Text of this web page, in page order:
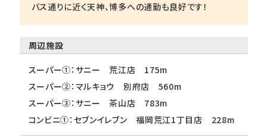
バス通りに近く天神、博多への通勤も良好です！
周辺施設
スーパー①：サニー 荒江店 175m
スーパー②：マルキョウ 別府店 560m
スーパー③：サニー 茶山店 783m
コンビニ①：セブンイレブン 福岡荒江1丁目店 228m